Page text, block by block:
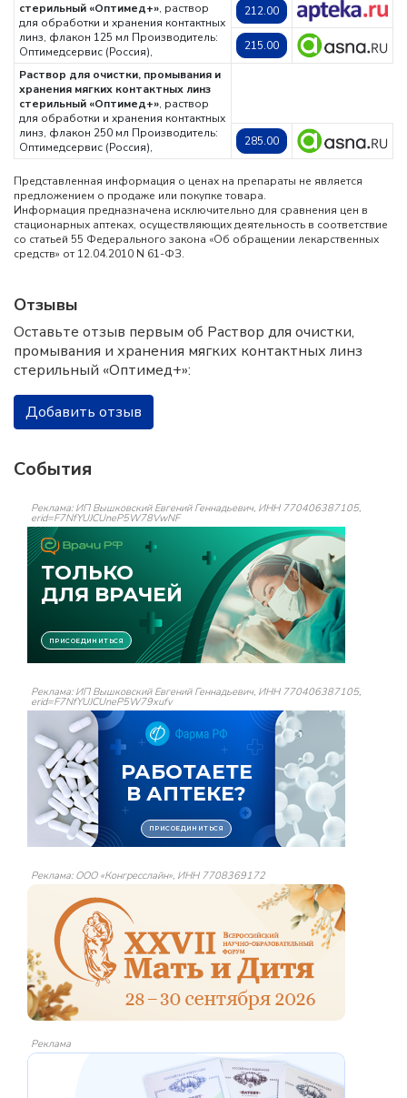
стерильный «Оптимед+», раствор
для обработки и хранения контактных
линз, флакон 125 мл Производитель:
Оптимедсервис (Россия),
212.00
215.00
Раствор для очистки, промывания и
хранения мягких контактных линз
стерильный «Оптимед+», раствор
для обработки и хранения контактных
линз, флакон 250 мл Производитель:
Оптимедсервис (Россия),
285.00
Представленная информация о ценах на препараты не является
предложением о продаже или покупке товара.
Информация предназначена исключительно для сравнения цен в
стационарных аптеках, осуществляющих деятельность в соответствие
со статьей 55 Федерального закона «Об обращении лекарственных
средств» от 12.04.2010 N 61-ФЗ.
Отзывы
Оставьте отзыв первым об Раствор для очистки,
промывания и хранения мягких контактных линз
стерильный «Оптимед+»:
Добавить отзыв
События
Реклама: ИП Вышковский Евгений Геннадьевич, ИНН 770406387105,
erid=F7NfYUJCUneP5W78VwNF
Реклама: ИП Вышковский Евгений Геннадьевич, ИНН 770406387105,
erid=F7NfYUJCUneP5W79xufv
Реклама: ООО «Конгресслайн», ИНН 7708369172
Реклама